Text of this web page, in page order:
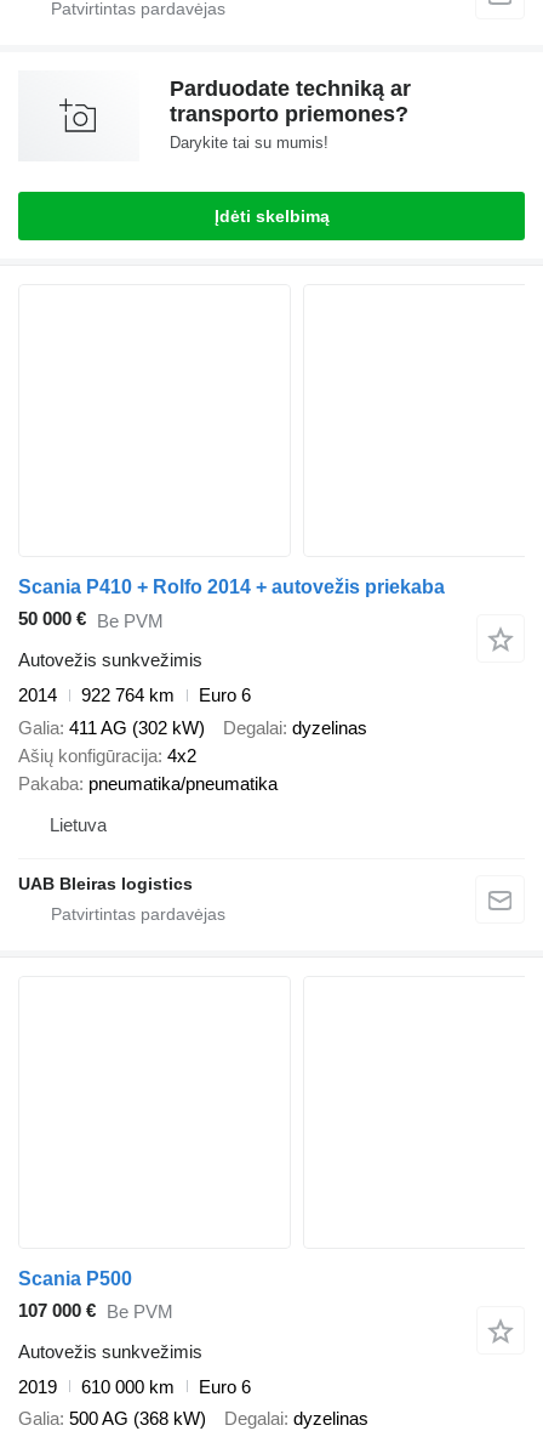
Parduodate techniką ar
transporto priemones?
Darykite tai su mumis!
Įdėti skelbimą
Scania P410 + Rolfo 2014 + autovežis priekaba
50 000 € Be PVM
Autovežis sunkvežimis
2014
922 764 km
Euro 6
Galia 411 AG (302 kW) Degalai dyzelinas
Ašių konfigūracija 4x2
Pakaba pneumatika/pneumatika
Lietuva
UAB Bleiras logistics
Scania P500
107 000 € Be PVM
Autovežis sunkvežimis
2019
610 000 km
Euro 6
Galia 500 AG (368 kW) Degalai dyzelinas